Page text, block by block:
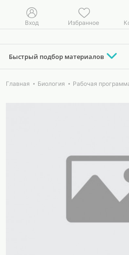
Вход Избранное
Быстрый подбор материалов
Главная Биология Рабочая